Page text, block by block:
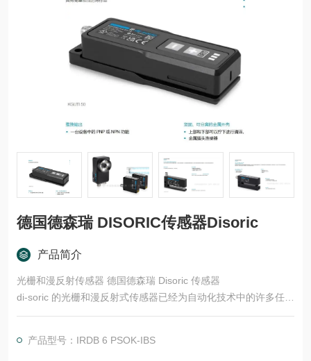
德国德森瑞 DISORIC传感器Disoric
产品简介
光栅和漫反射传感器 德国德森瑞 Disoric 传感器
di-soric 的光栅和漫反射式传感器已经为自动化技术中的许多任务
领域开发了多种型号和功能原理。这些产品适用于快速、安全的
器.LHT 41 M 0.2 G3-T3德国德森瑞 DISORIC传感器Disoric
产品型号：IRDB 6 PSOK-IBS